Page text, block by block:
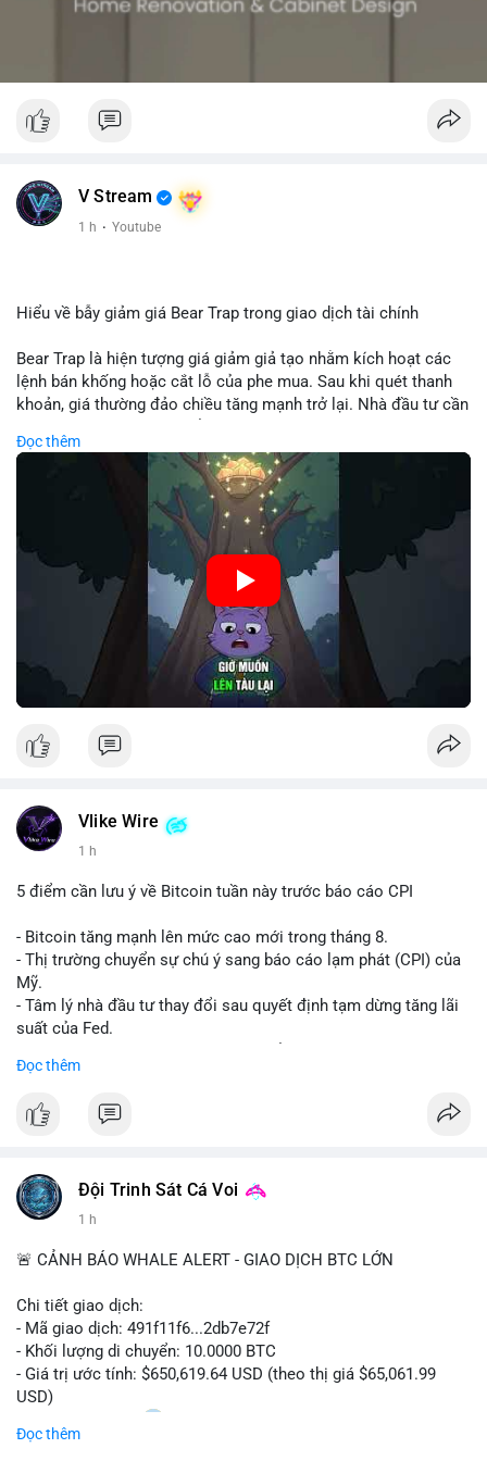
V Stream
1 h · Youtube
Hiểu về bẫy giảm giá Bear Trap trong giao dịch tài chính
Bear Trap là hiện tượng giá giảm giả tạo nhằm kích hoạt các
lệnh bán khống hoặc cắt lỗ của phe mua. Sau khi quét thanh
khoản, giá thường đảo chiều tăng mạnh trở lại. Nhà đầu tư cần
hóa điểm vào lệnh.
🎥 Xem video trực tiếp tại:
Nguồn: Cú Thông Thái
Đọc thêm
Vlike Wire
1 h
5 điểm cần lưu ý về Bitcoin tuần này trước báo cáo CPI
- Bitcoin tăng mạnh lên mức cao mới trong tháng 8.
- Thị trường chuyển sự chú ý sang báo cáo lạm phát (CPI) của
Mỹ.
- Tâm lý nhà đầu tư thay đổi sau quyết định tạm dừng tăng lãi
suất của Fed.
theo.
#bitcoin #btc #cryptonews
#vlikevn #titanbot
📰 Nguồn: Cointelegraph
Đọc thêm
Đội Trinh Sát Cá Voi
1 h
🚨 CẢNH BÁO WHALE ALERT - GIAO DỊCH BTC LỚN
Chi tiết giao dịch:
- Mã giao dịch: 491f11f6...2db7e72f
- Khối lượng di chuyển: 10.0000 BTC
- Giá trị ước tính: $650,619.64 USD (theo thị giá $65,061.99
USD)
- Thời gian: 11:20
Đọc thêm